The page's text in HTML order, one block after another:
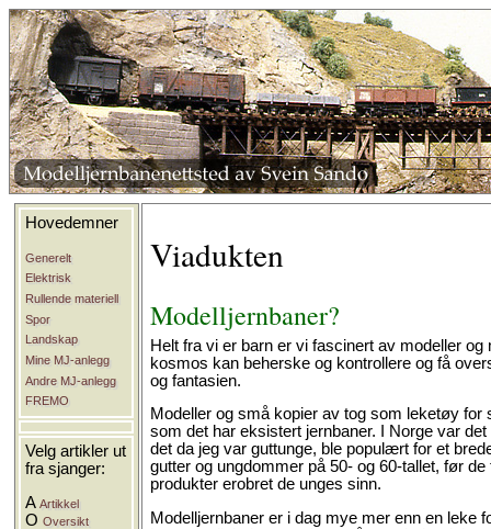
Hovedemner
Generelt
Elektrisk
Rullende materiell
Spor
Landskap
Mine MJ-anlegg
Andre MJ-anlegg
FREMO
Velg artikler ut
fra sjanger:
AArtikkel
OOversikt
Viadukten
Modelljernbaner?
Helt fra vi er barn er vi fascinert av modeller
kosmos kan beherske og kontrollere og få
og fantasien.
Modeller og små kopier av tog som leketøy
som det har eksistert jernbaner. I Norge var
det da jeg var guttunge, ble populært for et
gutter og ungdommer på 50- og 60-tallet, før
produkter erobret de unges sinn.
Modelljernbaner er i dag mye mer enn en leke